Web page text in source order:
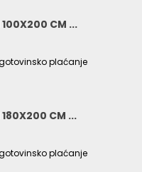
100X200 CM ...
plaćanje
180X200 CM ...
plaćanje